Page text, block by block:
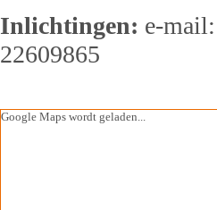
Inlichtingen: e-mail:
22609865
Google Maps wordt geladen...